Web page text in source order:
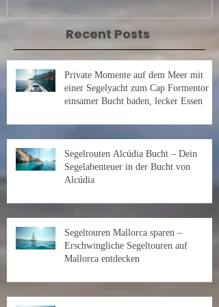
Recent Posts
Private Momente auf dem Meer mit
einer Segelyacht zum Cap Formentor in
einsamer Bucht baden, lecker Essen
Segelrouten Alcúdia Bucht – Dein
Segelabenteuer in der Bucht von
Alcúdia
Segeltouren Mallorca sparen –
Erschwingliche Segeltouren auf
Mallorca entdecken